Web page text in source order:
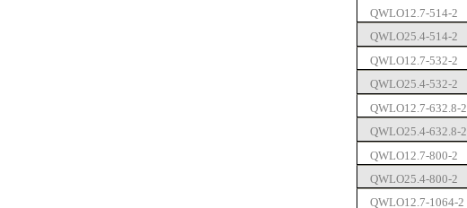
QWLO12.7-514-2
QWLO25.4-514-2
QWLO12.7-532-2
QWLO25.4-532-2
QWLO12.7-632.8-2
QWLO25.4-632.8-2
QWLO12.7-800-2
QWLO25.4-800-2
QWLO12.7-1064-2